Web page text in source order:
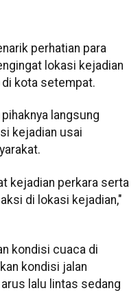
perhatian para
lokasi kejadian
di kota setempat.
langsung
kejadian usai
kejadian perkara serta
di lokasi kejadian,"
kondisi cuaca di
kondisi jalan
lalu lintas sedang